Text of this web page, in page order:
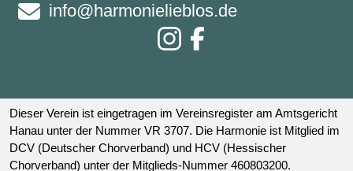
info@harmonielieblos.de
Dieser Verein ist eingetragen im Vereinsregister am Amtsgericht
Hanau unter der Nummer VR 3707. Die Harmonie ist Mitglied im
DCV (Deutscher Chorverband) und HCV (Hessischer
Chorverband) unter der Mitglieds-Nummer 460803200.